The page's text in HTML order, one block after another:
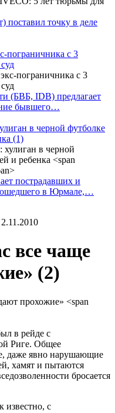
поставил точку в деле
пограничника с 3
(БВБ, IDB) предлагает
бывшего…
в черной футболке
(1)
пострадавших и
в Юрмале,…
все чаще
(2)
в рейде с
Риге. Общее
даже явно нарушающие
хамят и пытаются
бросается
известно, с